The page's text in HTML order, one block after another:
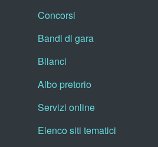
Concorsi
Bandi di gara
Bilanci
Albo pretorio
Servizi online
Elenco siti tematici